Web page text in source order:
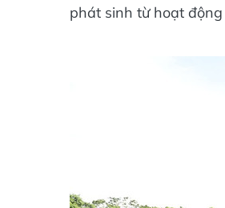
phát sinh từ hoạt